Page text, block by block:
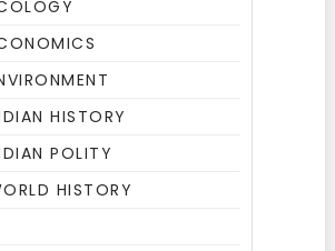
HISTORY
POLITY
HISTORY